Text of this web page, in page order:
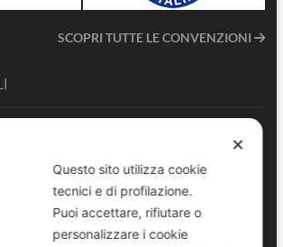
SCOPRI TUTTE LE CONVENZIONI
le pre-iscrizioni al 6° Convegno Regionale
piena vicinanza al Comando di Polizia
gravemente ferito in servizio
✕
Questo sito utilizza cookie
tecnici e di profilazione.
Puoi accettare, rifiutare o
personalizzare i cookie